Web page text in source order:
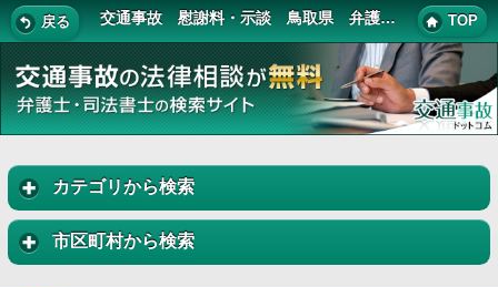
戻る 交通事故 慰謝料・示談 鳥取県 弁護士・司法書士 一覧 TOP
カテゴリから検索
市区町村から検索